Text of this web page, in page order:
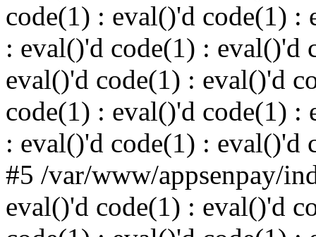
code(1) : eval()'d code(1) :
: eval()'d code(1) : eval()'d
eval()'d code(1) : eval()'d
code(1) : eval()'d code(1) :
: eval()'d code(1) : eval()'d
#5 /var/www/appsenpay/
eval()'d code(1) : eval()'d